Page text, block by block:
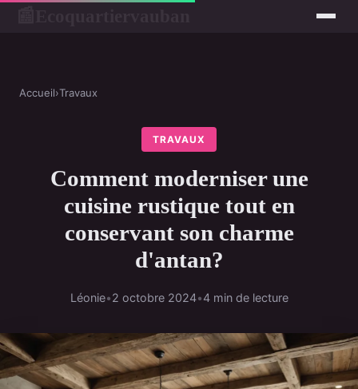
Accueil›Travaux
TRAVAUX
Comment moderniser une
cuisine rustique tout en
conservant son charme
d'antan?
Léonie•2 octobre 2024•4 min de lecture